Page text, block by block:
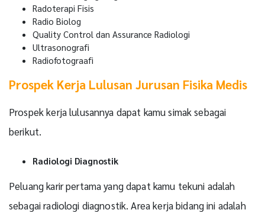
Radoterapi Fisis
Radio Biolog
Quality Control dan Assurance Radiologi
Ultrasonografi
Radiofotograafi
Prospek Kerja Lulusan Jurusan Fisika Medis
Prospek kerja lulusannya dapat kamu simak sebagai
berikut.
Radiologi Diagnostik
Peluang karir pertama yang dapat kamu tekuni adalah
sebagai radiologi diagnostik. Area kerja bidang ini adalah